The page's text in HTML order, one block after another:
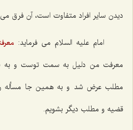
دیدن سایر افراد متفاوت است، آن فرق
امام علیه السلام می فرماید:
معرفت من دلیل به سمت توست و به
مطلب عرض شد و به همین جا مسأله
قضیه و مطلب دیگر بشویم.